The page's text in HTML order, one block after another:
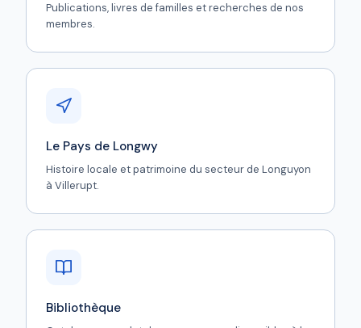
Publications, livres de familles et recherches de nos
membres.
Le Pays de Longwy
Histoire locale et patrimoine du secteur de Longuyon
à Villerupt.
Bibliothèque